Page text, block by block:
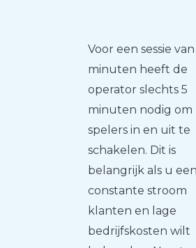
Voor een sessie
minuten heeft de
operator slechts 5
minuten nodig om
spelers in en uit te
schakelen. Dit is
belangrijk als u een
constante stroom
klanten en lage
bedrijfskosten wilt